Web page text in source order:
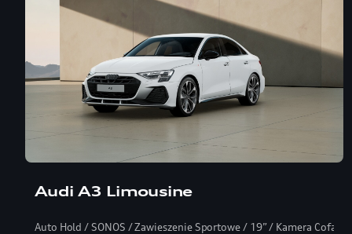
Audi A3 Limousine
Auto Hold / SONOS / Zawieszenie Sportowe / 19” / Kamera Cofania